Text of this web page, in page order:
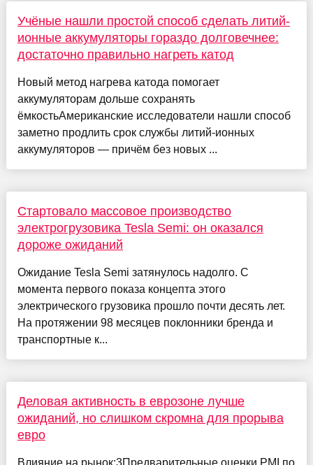
Учёные нашли простой способ сделать литий-
ионные аккумуляторы гораздо долговечнее:
достаточно правильно нагреть катод
Новый метод нагрева катода помогает
аккумуляторам дольше сохранять
ёмкостьАмериканские исследователи нашли способ
заметно продлить срок службы литий-ионных
аккумуляторов — причём без новых ...
Стартовало массовое производство
электрогрузовика Tesla Semi: он оказался
дороже ожиданий
Ожидание Tesla Semi затянулось надолго. С
момента первого показа концепта этого
электрического грузовика прошло почти десять лет.
На протяжении 98 месяцев поклонники бренда и
транспортные к...
Деловая активность в еврозоне лучше
ожиданий, но слишком скромна для прорыва
евро